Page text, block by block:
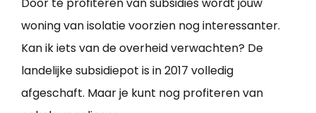
Door te profiteren van subsidies wordt jouw
woning van isolatie voorzien nog interessanter.
Kan ik iets van de overheid verwachten? De
landelijke subsidiepot is in 2017 volledig
afgeschaft. Maar je kunt nog profiteren van